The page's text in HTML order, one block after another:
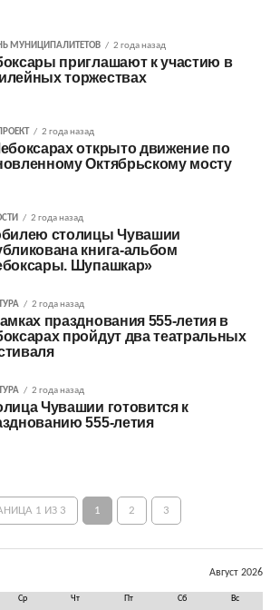
МУНИЦИПАЛИТЕТОВ 2 года назад
приглашают к участию в
торжествах
2 года назад
открыто движение по
Октябрьскому мосту
2 года назад
столицы Чувашии
книга-альбом
Шупашкар»
2 года назад
празднования 555-летия в
пройдут два театральных
2 года назад
Чувашии готовится к
555-летия
1 ИЗ 3 1 2 3
Август 2026
Ср Чт Пт Сб Вс